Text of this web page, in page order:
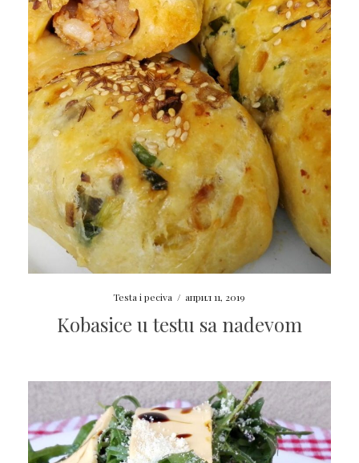
Testa i peciva / април 11, 2019
Kobasice u testu sa nadevom